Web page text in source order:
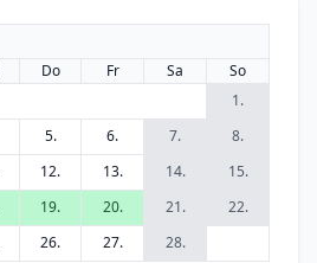
Do Fr Sa
So
1.
5. 6. 7.
8.
12. 13. 14.
15.
19. 20. 21.
22.
26. 27. 28.